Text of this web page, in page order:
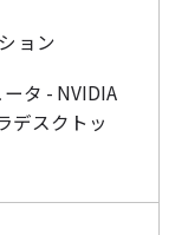
ョン
タ - NVIDIA
デスクトッ